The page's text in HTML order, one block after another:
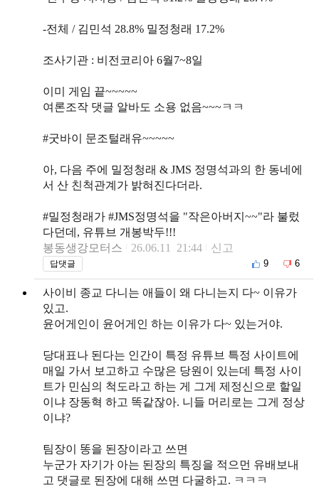
-전체 / 김민석 28.8% 밀정청래 17.2%
조사기관 : 비전코리아 6월7~8일
이미 게임 끝~~~~~
여론조작 댓글 알바도 소용 없음~~~ㅋㅋ
#굿바이 문조털래유~~~~~
아, 다음 주에 밀정청래 & JMS 정명석과의 한 동네에
서 산 친척관계가 밝혀진다더라.
#밀정청래가 #JMS정명석을 "작은아버지~~"라 불렀
다던데, 유튜브 개봉박두!!!
봉동생강모터스
26.06.11 21:44 신고
답댓글 9 6
사이비 종교 다니는 애들이 왜 다니는지 다~ 이유가
있고.
윤어게인이 윤어게인 하는 이유가 다~ 있는거야.
당대표나 된다는 인간이 특정 유튜브 특정 사이트에
매일 가서 보고하고 수많은 당원이 있는데 특정 사이
트가 민심의 척도라고 하는 게 그게 제정신으로 할일
이냐 장동혁 하고 똑같잖아. 니들 머리로는 그게 정상
이냐?
팀장이 똥을 된장이라고 쓰면
누군가 자기가 아는 된장의 특징을 적으먼 유배보내
고 댓글로 된장에 대해 쓰면 다굴하고. ㅋㅋㅋ